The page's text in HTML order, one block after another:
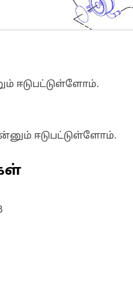
ஈடுபட்டுள்ளோம்.
ஈடுபட்டுள்ளோம்.